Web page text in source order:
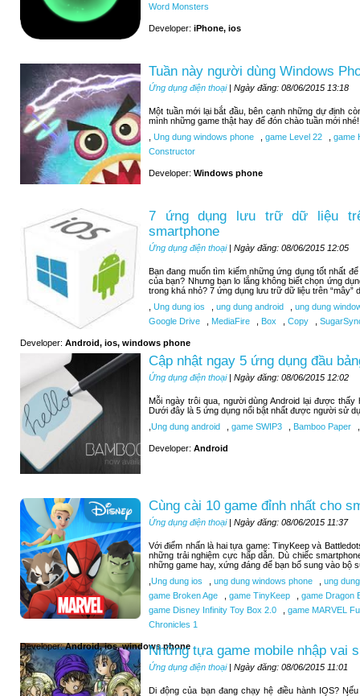
Word Monsters
Developer: iPhone, ios
Tuần này người dùng Windows
Ứng dụng điện thoại| Ngày đăng: 08/06/2015 13:18
Một tuần mới lại bắt đầu, bên cạnh những dự định
mình những game thật hay để đón chào tuần mới nhé!
Ung dung windows phone game Level 22
game
Constructor
Developer: Windows phone
7 ứng dụng lưu trữ dữ liệu
smartphone
Ứng dụng điện thoại| Ngày đăng: 08/06/2015 12:05
Bạn đang muốn tìm kiếm những ứng dụng tốt nhất
của bạn? Nhưng bạn lo lắng không biết chọn ứng
trong khá nhỏ? 7 ứng dụng lưu trữ dữ liệu trên “mây”
Ung dung ios ung dung android
ung dung
Google Drive
MediaFire Box Copy
Developer: Android, ios, windows phone
Cập nhật ngay 5 ứng dụng đầu
Ứng dụng điện thoại| Ngày đăng: 08/06/2015 12:02
Mỗi ngày trôi qua, người dùng Android lại được
Dưới đây là 5 ứng dụng nổi bật nhất được người sử
Ung dung android game SWIP3 Bamboo Paper
Developer: Android
Cùng cài 10 game đỉnh nhất cho
Ứng dụng điện thoại| Ngày đăng: 08/06/2015 11:37
Với điểm nhấn là hai tựa game: TinyKeep và
những trải nghiệm cực hấp dẫn. Dù chiếc
những game hay, xứng đáng để bạn bổ sung vào bộ
Ung dung ios ung dung windows phone
ung
game Broken Age
game TinyKeep
game Dragon
game Disney Infinity Toy Box 2.0
game MARVEL
Chronicles 1
Developer:Android, ios, windows phoneNhững tựa game mobile nhập vai
Ứng dụng điện thoại| Ngày đăng: 08/06/2015 11:01
Di động của bạn đang chạy hệ điều hành IOS?